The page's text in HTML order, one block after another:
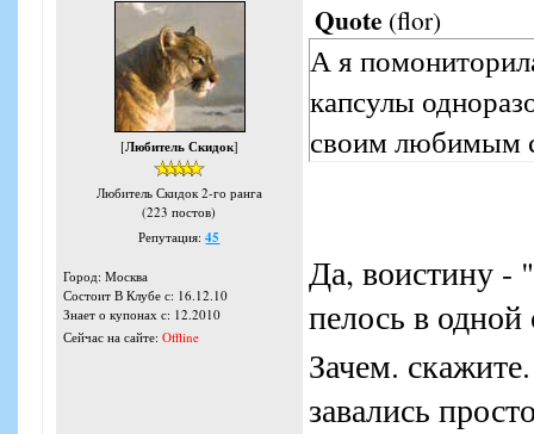
[Любитель Скидок]
Любитель Скидок 2-го ранга
(223 постов)
Репутация:45
Город: Москва
Состоит В Клубе с: 16.12.10
Знает о купонах с: 12.2010
Сейчас на сайте: Offline
Quote (flor)
А я
капсулы
своим любимым
Да, воистину -
пелось в
Зачем.
завались